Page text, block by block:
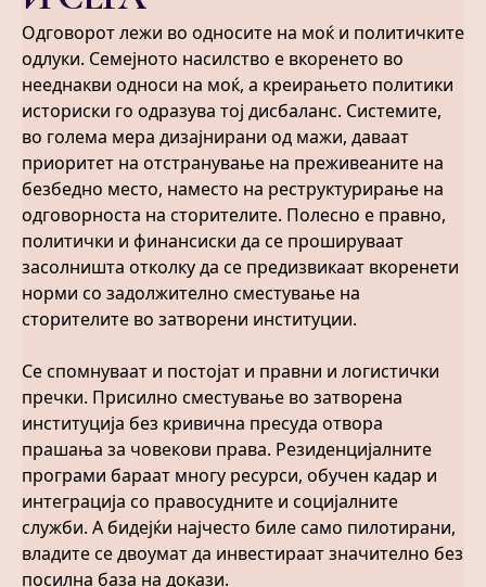
Одговорот лежи во односите на моќ и политичките
одлуки. Семејното насилство е вкоренето во
нееднакви односи на моќ, а креирањето политики
историски го одразува тој дисбаланс. Системите,
во голема мера дизајнирани од мажи, даваат
приоритет на отстранување на преживеаните на
безбедно место, наместо на реструктурирање на
одговорноста на сторителите. Полесно е правно,
политички и финансиски да се прошируваат
засолништа отколку да се предизвикаат вкоренети
норми со задолжително сместување на
сторителите во затворени институции.
Се спомнуваат и постојат и правни и логистички
пречки. Присилно сместување во затворена
институција без кривична пресуда отвора
прашања за човекови права. Резиденцијалните
програми бараат многу ресурси, обучен кадар и
интеграција со правосудните и социјалните
служби. А бидејќи најчесто биле само пилотирани,
владите се двоумат да инвестираат значително без
посилна база на докази.